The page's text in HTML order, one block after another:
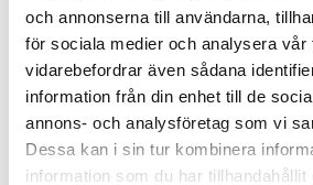
och annonserna till användarna,
för sociala medier och analysera vår
vidarebefordrar även sådana
information från din enhet till de
annons- och analysföretag som vi
Dessa kan i sin tur kombinera
information som du har tillhandahållit